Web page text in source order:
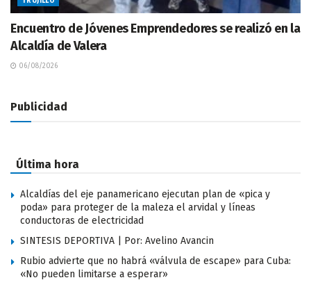
Encuentro de Jóvenes Emprendedores se realizó en la
Alcaldía de Valera
06/08/2026
Publicidad
Última hora
Alcaldías del eje panamericano ejecutan plan de «pica y
poda» para proteger de la maleza el arvidal y líneas
conductoras de electricidad
SINTESIS DEPORTIVA | Por: Avelino Avancin
Rubio advierte que no habrá «válvula de escape» para Cuba:
«No pueden limitarse a esperar»